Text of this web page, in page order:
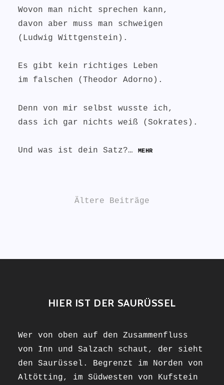
Wovon man nicht sprechen kann,
davon aber muss man schweigen
(Ludwig Wittgenstein).
Es gibt kein richtiges Leben
im falschen (Theodor Adorno).
Denn von mir selbst wusste ich,
dass ich gar nichts weiß (Sokrates).
Und was ist dein Satz?… MEHR
Beitragsnavigation
Ältere Beiträge
HIER IST DER SAURÜSSEL
Wer von oben auf den Zusammenfluss
von Inn und Salzach schaut, der sieht
den Saurüssel. Begrenzt im Norden von
Altötting, im Südwesten von Kufstein